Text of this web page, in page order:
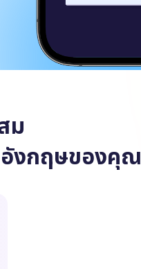
ม
อังกฤษของคุณ